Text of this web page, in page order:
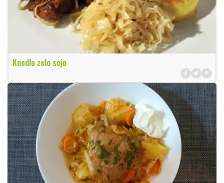
Knedlo zelo sojo